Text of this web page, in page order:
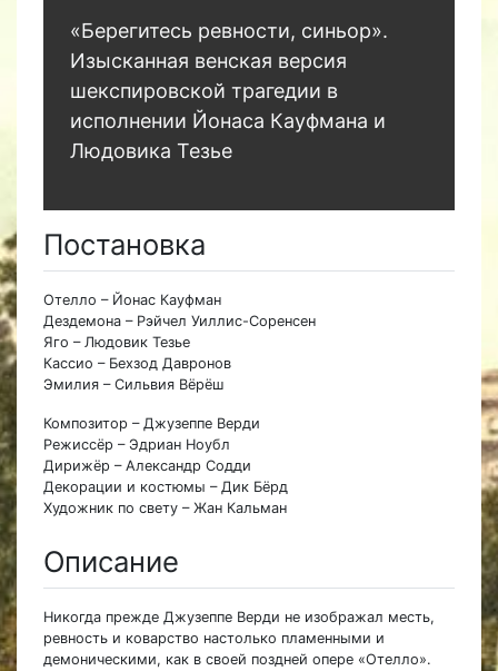
«Берегитесь ревности, синьор».
Изысканная венская версия
шекспировской трагедии в
исполнении Йонаса Кауфмана и
Людовика Тезье
Постановка
Отелло – Йонас Кауфман
Дездемона – Рэйчел Уиллис-Соренсен
Яго – Людовик Тезье
Кассио – Бехзод Давронов
Эмилия – Сильвия Вёрёш
Композитор – Джузеппе Верди
Режиссёр – Эдриан Ноубл
Дирижёр – Александр Содди
Декорации и костюмы – Дик Бёрд
Художник по свету – Жан Кальман
Описание
Никогда прежде Джузеппе Верди не изображал месть,
ревность и коварство настолько пламенными и
демоническими, как в своей поздней опере «Отелло».